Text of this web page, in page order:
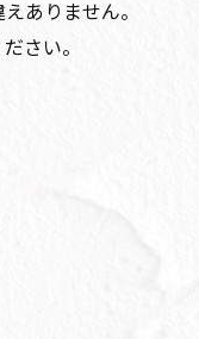
ありません。
さい。